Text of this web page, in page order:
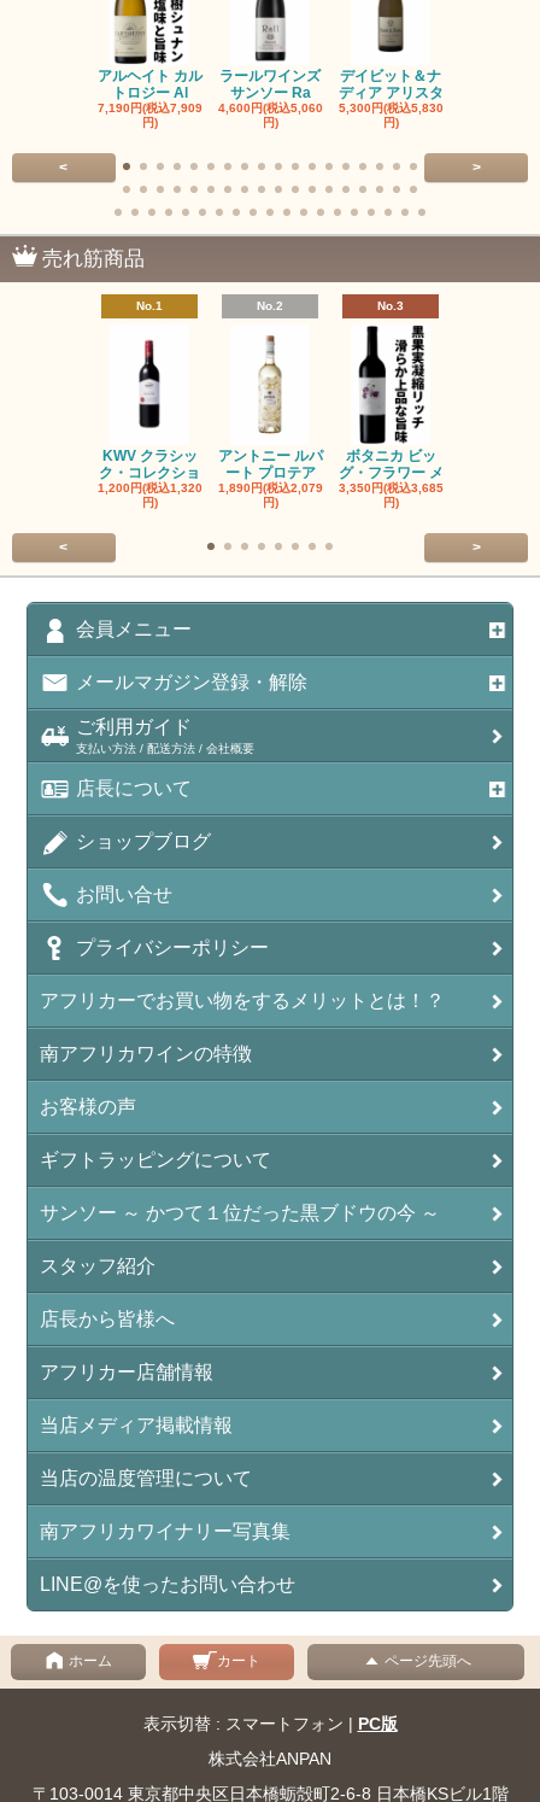
アルヘイト カル
トロジー Al
7,190円(税込7,909
円)
ラールワインズ
サンソー Ra
4,600円(税込5,060
円)
デイビット＆ナ
ディア アリスタ
5,300円(税込5,830
円)
< >
売れ筋商品
No.1
KWV クラシッ
ク・コレクショ
1,200円(税込1,320
円)
No.2
アントニー ルパ
ート プロテア
1,890円(税込2,079
円)
No.3
ボタニカ ビッ
グ・フラワー メ
3,350円(税込3,685
円)
< >
会員メニュー
メールマガジン登録・解除
ご利用ガイド
支払い方法 / 配送方法 / 会社概要
店長について
ショップブログ
お問い合せ
プライバシーポリシー
アフリカーでお買い物をするメリットとは！？
南アフリカワインの特徴
お客様の声
ギフトラッピングについて
サンソー ～ かつて１位だった黒ブドウの今 ～
スタッフ紹介
店長から皆様へ
アフリカー店舗情報
当店メディア掲載情報
当店の温度管理について
南アフリカワイナリー写真集
LINE@を使ったお問い合わせ
ホーム カート ページ先頭へ
表示切替 : スマートフォン | PC版
株式会社ANPAN
〒103-0014 東京都中央区日本橋蛎殻町2-6-8 日本橋KSビル1階